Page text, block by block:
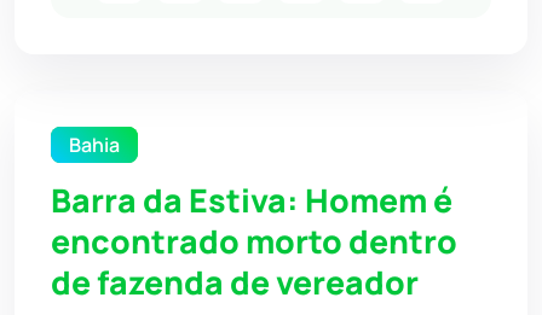
Bahia
Barra da Estiva: Homem é
encontrado morto dentro
de fazenda de vereador